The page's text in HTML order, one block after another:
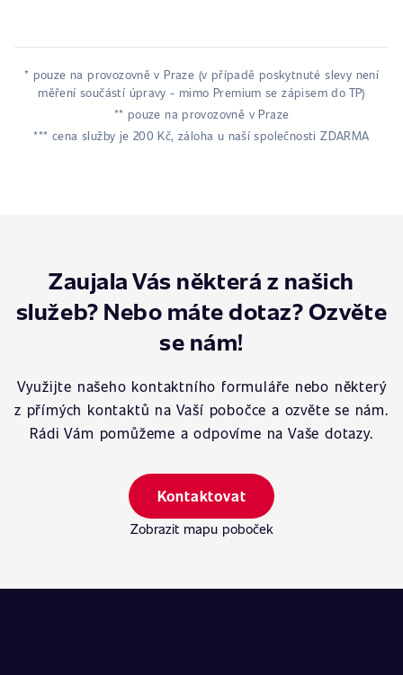
* pouze na provozovně v Praze (v případě poskytnuté slevy není
měření součástí úpravy - mimo Premium se zápisem do TP)
** pouze na provozovně v Praze
*** cena služby je 200 Kč, záloha u naší společnosti ZDARMA
Zaujala Vás některá z našich
služeb? Nebo máte dotaz? Ozvěte
se nám!
Využijte našeho kontaktního formuláře nebo některý
z přímých kontaktů na Vaší pobočce a ozvěte se nám.
Rádi Vám pomůžeme a odpovíme na Vaše dotazy.
Kontaktovat
Zobrazit mapu poboček